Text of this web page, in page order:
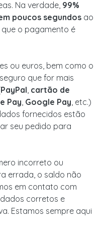
Na verdade, 99%
poucos segundos ao
o pagamento é
ou euros, bem como o
que for mais
PayPal cartão de
Pay Google Pay , etc.)
fornecidos estão
seu pedido para
incorreto ou
errada, o saldo não
em contato com
corretos e
Estamos sempre aqui